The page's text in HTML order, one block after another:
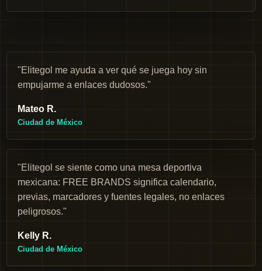
"Elitegol me ayuda a ver qué se juega hoy sin
empujarme a enlaces dudosos."
Mateo R.
Ciudad de México
"Elitegol se siente como una mesa deportiva
mexicana: FREE BRANDS significa calendario,
previas, marcadores y fuentes legales, no enlaces
peligrosos."
Kelly R.
Ciudad de México